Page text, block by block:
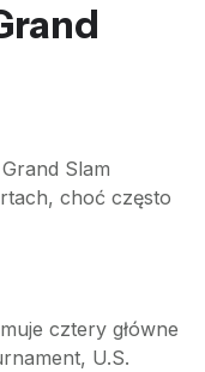
Slam
choć często
cztery główne
U.S.